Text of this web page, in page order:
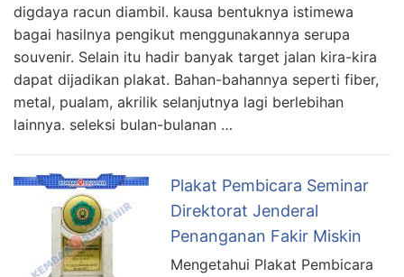
digdaya racun diambil. kausa bentuknya istimewa
bagai hasilnya pengikut menggunakannya serupa
souvenir. Selain itu hadir banyak target jalan kira-kira
dapat dijadikan plakat. Bahan-bahannya seperti fiber,
metal, pualam, akrilik selanjutnya lagi berlebihan
lainnya. seleksi bulan-bulanan …
Plakat Pembicara Seminar
Direktorat Jenderal
Penanganan Fakir Miskin
Mengetahui Plakat Pembicara